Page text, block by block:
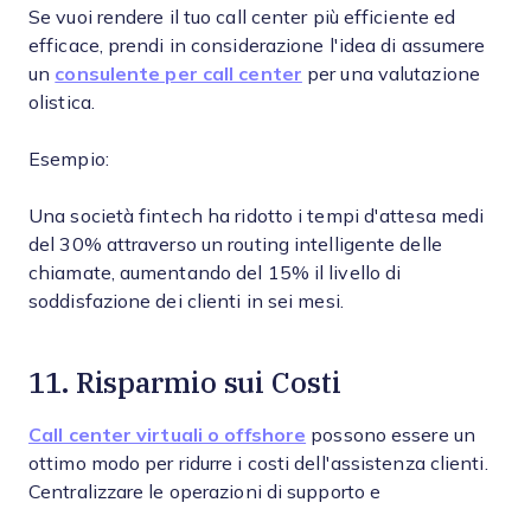
Se vuoi rendere il tuo call center più efficiente ed
efficace, prendi in considerazione l'idea di assumere
un consulente per call center per una valutazione
olistica.
Esempio:
Una società fintech ha ridotto i tempi d'attesa medi
del 30% attraverso un routing intelligente delle
chiamate, aumentando del 15% il livello di
soddisfazione dei clienti in sei mesi.
11. Risparmio sui Costi
Call center virtuali o offshore possono essere un
ottimo modo per ridurre i costi dell'assistenza clienti.
Centralizzare le operazioni di supporto e